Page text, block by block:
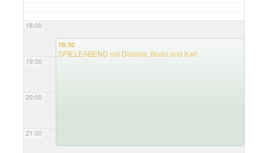
18:00
19:00
20:00
21:00
18:30
SPIELEABEND mit Daniela, Bodo und Karl